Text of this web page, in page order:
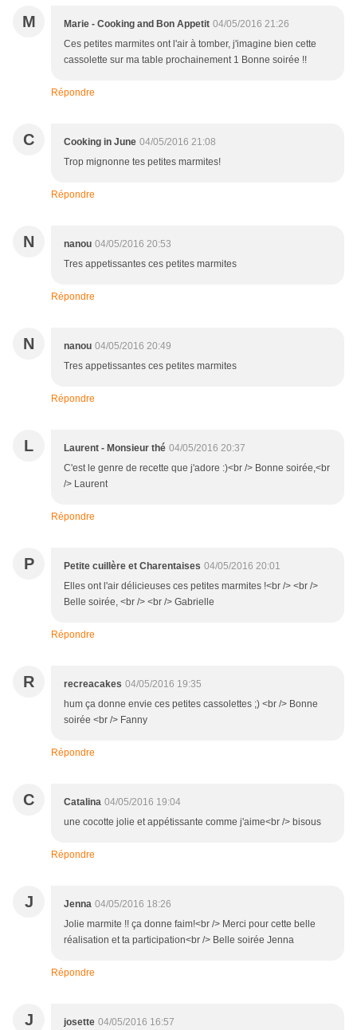
M Marie - Cooking and Bon Appetit 04/05/2016 21:26
Ces petites marmites ont l'air à tomber, j'imagine bien cette
cassolette sur ma table prochainement 1 Bonne soirée !!
Répondre
C Cooking in June 04/05/2016 21:08
Trop mignonne tes petites marmites!
Répondre
N nanou 04/05/2016 20:53
Tres appetissantes ces petites marmites
Répondre
N nanou 04/05/2016 20:49
Tres appetissantes ces petites marmites
Répondre
L Laurent - Monsieur thé 04/05/2016 20:37
C'est le genre de recette que j'adore :)<br /> Bonne soirée,<br
/> Laurent
Répondre
P Petite cuillère et Charentaises 04/05/2016 20:01
Elles ont l'air délicieuses ces petites marmites !<br /> <br />
Belle soirée, <br /> <br /> Gabrielle
Répondre
R recreacakes 04/05/2016 19:35
hum ça donne envie ces petites cassolettes ;) <br /> Bonne
soirée <br /> Fanny
Répondre
C Catalina 04/05/2016 19:04
une cocotte jolie et appétissante comme j'aime<br /> bisous
Répondre
J Jenna 04/05/2016 18:26
Jolie marmite !! ça donne faim!<br /> Merci pour cette belle
réalisation et ta participation<br /> Belle soirée Jenna
Répondre
J josette 04/05/2016 16:57